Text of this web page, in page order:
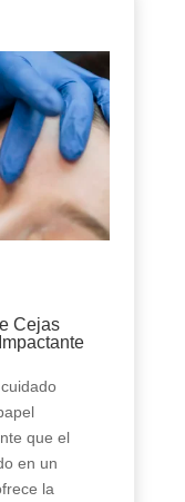
Cejas
que el
en un
la